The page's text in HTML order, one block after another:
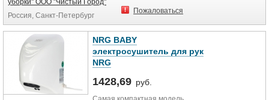
чего электросушитель способен
высушить руки за 10-12 секунд;
электроэнергии электросушителя
для рук значительно экономит
бюджет на оплату электроэнергии;
элегантный внешний вид сушилки
для рук украсит интерьер ванной
комнаты;
уборки" ООО "Чистый Город"
Россия, Санкт-Петербург
Пожаловаться
NRG BABY
электросушитель для рук
NRG
1428,69 руб.